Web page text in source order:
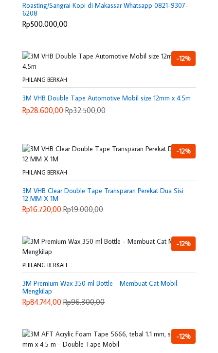
Roasting/Sangrai Kopi di Makassar Whatsapp 0821-9307-
6208
Rp500.000,00
-12%
PHILANG BERKAH
3M VHB Double Tape Automotive Mobil size 12mm x 4.5m
Rp28.600,00 Rp32.500,00
-12%
PHILANG BERKAH
3M VHB Clear Double Tape Transparan Perekat Dua Sisi
12 MM X 1M
Rp16.720,00 Rp19.000,00
-12%
PHILANG BERKAH
3M Premium Wax 350 ml Bottle - Membuat Cat Mobil
Mengkilap
Rp84.744,00 Rp96.300,00
-12%